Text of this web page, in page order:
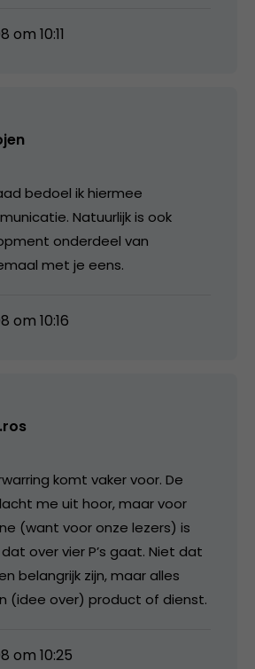
10:11
bedoel ik hiermee
Natuurlijk is ook
onderdeel van
met je eens.
om 10:16
komt vaker voor. De
me uit hoor, maar voor
(want voor onze lezers) is
over vier P’s gaat. Niet dat
belangrijk zijn, maar alles
(idee over) product of dienst.
om 10:25